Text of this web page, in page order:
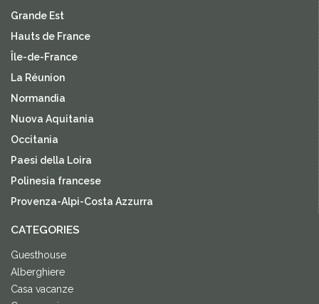
Grande Est
Hauts de France
Île-de-France
La Réunion
Normandia
Nuova Aquitania
Occitania
Paesi della Loira
Polinesia francese
Provenza-Alpi-Costa Azzurra
CATEGORIES
Guesthouse
Alberghiere
Casa vacanze